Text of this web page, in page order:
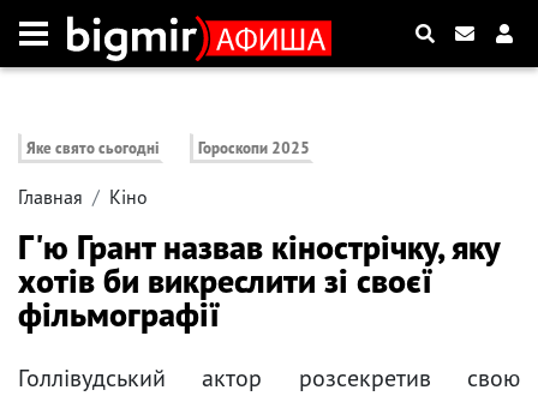
Яке свято сьогодні Гороскопи 2025
Главная Кіно
Г'ю Грант назвав кінострічку, яку
хотів би викреслити зі своєї
фільмографії
Голлівудський актор розсекретив свою